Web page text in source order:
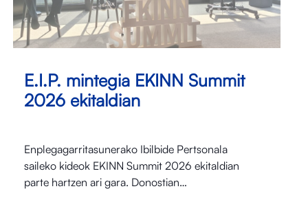
E.I.P. mintegia EKINN Summit
2026 ekitaldian
Enplegagarritasunerako Ibilbide Pertsonala
saileko kideok EKINN Summit 2026 ekitaldian
parte hartzen ari gara. Donostian…